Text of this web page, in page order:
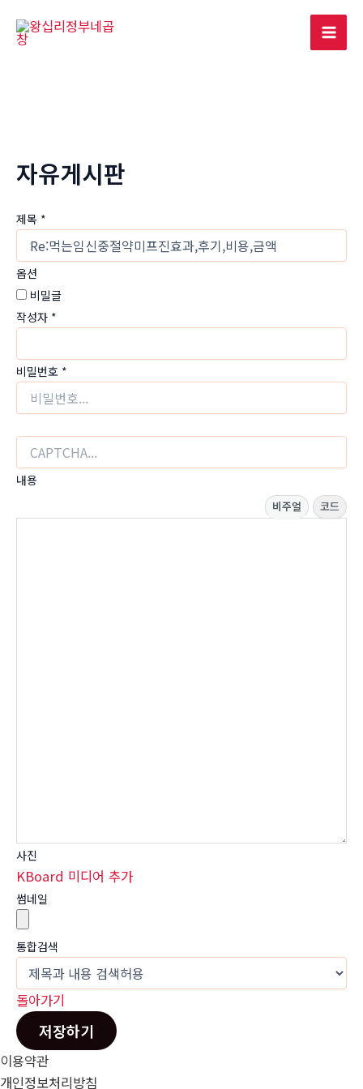
Main
자유게시판
제목 *
옵션
비밀글
작성자 *
비밀번호 *
내용
비주얼 코드
사진
KBoard 미디어 추가
썸네일
통합검색
돌아가기
저장하기
이용약관
개인정보처리방침